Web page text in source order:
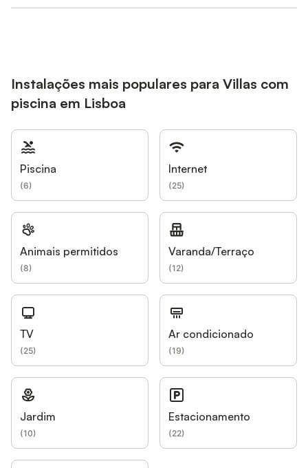
Instalações mais populares para Villas com
piscina em Lisboa
Piscina
(6)
Internet
(25)
Animais permitidos
(8)
Varanda/Terraço
(12)
TV
(25)
Ar condicionado
(19)
Jardim
(10)
Estacionamento
(22)